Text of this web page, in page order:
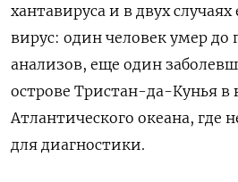
хантавируса и в двух
вирус: один человек умер до
анализов, еще один
острове Тристан-да-Кунья
Атлантического океана, где
для диагностики.